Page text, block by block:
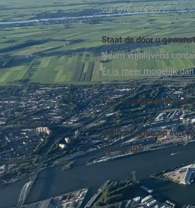
via: 076-5145372.
Staat de door u
Neem vrijblijvend
Er is meer mogelijk
Voor ochtend
Ballonvaarten op een
aanvraag!